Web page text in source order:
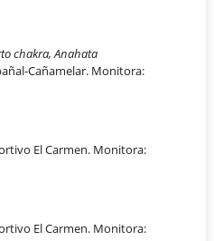
chakra, Anahata
Cañamelar. Monitora:
El Carmen. Monitora:
El Carmen. Monitora: